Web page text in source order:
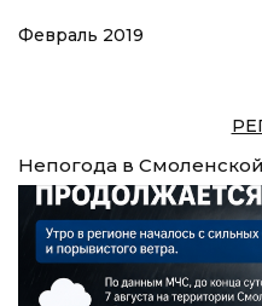
Февраль 2019
Непогода в